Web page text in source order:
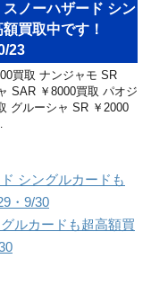
ノーハザード シン
額買取中です！
23
買取 ナンジャモ SR
SAR ￥8000買取 パオジ
グルーシャ SR ￥2000
シングルカードも
・9/30
ルカードも超高額買